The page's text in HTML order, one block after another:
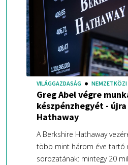
VILÁGGAZDASÁG NEMZETKÖZI
Greg Abel végre
készpénzhegyét -
Hathaway
A Berkshire Hathaway
több mint három éve tartó
sorozatának: mintegy 20